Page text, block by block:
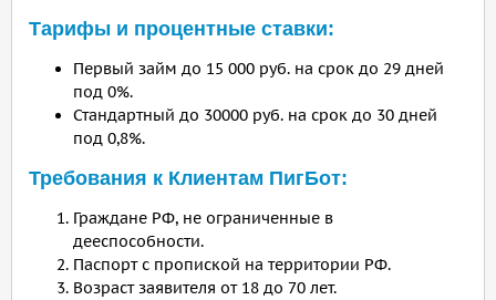
Тарифы и процентные ставки:
Первый займ до 15 000 руб. на срок до 29 дней
под 0%.
Стандартный до 30000 руб. на срок до 30 дней
под 0,8%.
Требования к Клиентам ПигБот:
Граждане РФ, не ограниченные в
дееспособности.
Паспорт с пропиской на территории РФ.
Возраст заявителя от 18 до 70 лет.